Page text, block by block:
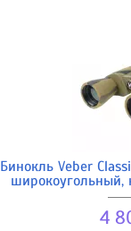
Бинокль Veber
4